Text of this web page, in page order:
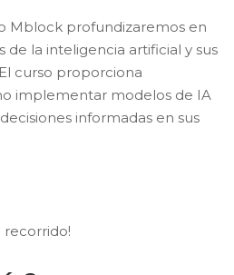
Mblock profundizaremos en
de la inteligencia artificial y sus
curso proporciona
implementar modelos de IA
informadas en sus
recorrido!